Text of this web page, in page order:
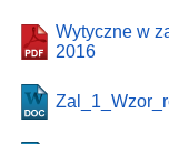
Wytyczne w
2016